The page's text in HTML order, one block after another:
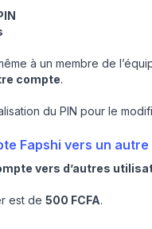
à un membre de
compte.
du PIN pour le
Fapshi vers un autre
vers d’autres
est de 500 FCFA.